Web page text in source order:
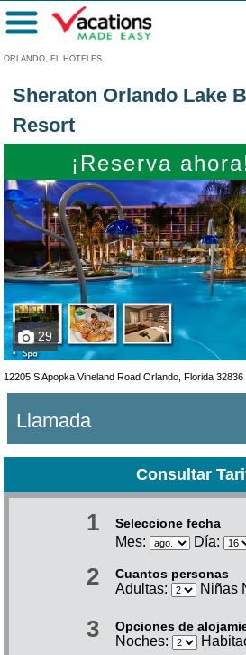
ORLANDO, FL HOTELES
Menú
Sheraton Orlando Lake
Resort
¡Reserva
29
12205 S Apopka Vineland Road Orlando, Florida 32836
Llamada
Consultar
1 Seleccione fecha
Mes: Día:
2 Cuantos personas
Adultas: Niñas
3 Opciones de
Noches: